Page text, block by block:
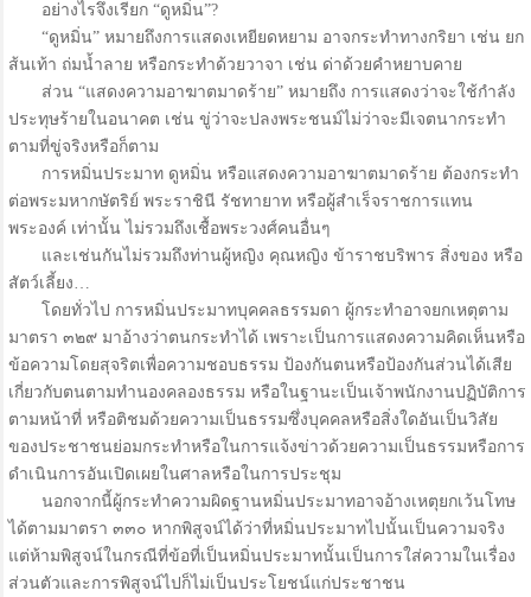
อย่างไรจึงเรียก “ดูหมิ่น”?
“ดูหมิ่น” หมายถึงการแสดงเหยียดหยาม อาจกระทำทางกริยา เช่น ยก
ส้นเท้า ถ่มน้ำลาย หรือกระทำด้วยวาจา เช่น ด่าด้วยคำหยาบคาย
ส่วน “แสดงความอาฆาตมาดร้าย” หมายถึง การแสดงว่าจะใช้กำลัง
ประทุษร้ายในอนาคต เช่น ขู่ว่าจะปลงพระชนม์ไม่ว่าจะมีเจตนากระทำ
ตามที่ขู่จริงหรือก็ตาม
การหมิ่นประมาท ดูหมิ่น หรือแสดงความอาฆาตมาดร้าย ต้องกระทำ
ต่อพระมหากษัตริย์ พระราชินี รัชทายาท หรือผู้สำเร็จราชการแทน
พระองค์ เท่านั้น ไม่รวมถึงเชื้อพระวงศ์คนอื่นๆ
และเช่นกันไม่รวมถึงท่านผู้หญิง คุณหญิง ข้าราชบริพาร สิ่งของ หรือ
สัตว์เลี้ยง…
โดยทั่วไป การหมิ่นประมาทบุคคลธรรมดา ผู้กระทำอาจยกเหตุตาม
มาตรา ๓๒๙ มาอ้างว่าตนกระทำได้ เพราะเป็นการแสดงความคิดเห็นหรือ
ข้อความโดยสุจริตเพื่อความชอบธรรม ป้องกันตนหรือป้องกันส่วนได้เสีย
เกี่ยวกับตนตามทำนองคลองธรรม หรือในฐานะเป็นเจ้าพนักงานปฏิบัติการ
ตามหน้าที่ หรือติชมด้วยความเป็นธรรมซึ่งบุคคลหรือสิ่งใดอันเป็นวิสัย
ของประชาชนย่อมกระทำหรือในการแจ้งข่าวด้วยความเป็นธรรมหรือการ
ดำเนินการอันเปิดเผยในศาลหรือในการประชุม
นอกจากนี้ผู้กระทำความผิดฐานหมิ่นประมาทอาจอ้างเหตุยกเว้นโทษ
ได้ตามมาตรา ๓๓๐ หากพิสูจน์ได้ว่าที่หมิ่นประมาทไปนั้นเป็นความจริง
แต่ห้ามพิสูจน์ในกรณีที่ข้อที่เป็นหมิ่นประมาทนั้นเป็นการใส่ความในเรื่อง
ส่วนตัวและการพิสูจน์ไปก็ไม่เป็นประโยชน์แก่ประชาชน